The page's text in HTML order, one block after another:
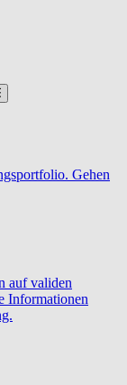
Gehen
auf validen
Informationen